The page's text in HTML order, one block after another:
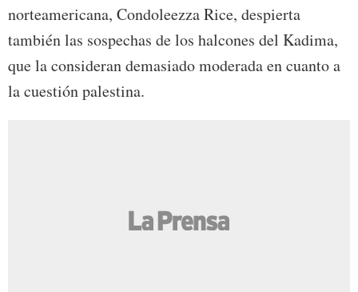
norteamericana, Condoleezza Rice, despierta
también las sospechas de los halcones del Kadima,
que la consideran demasiado moderada en cuanto a
la cuestión palestina.